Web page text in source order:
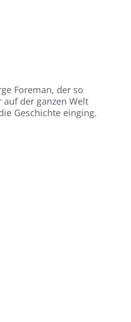
Foreman, der so
der ganzen Welt
Geschichte einging.